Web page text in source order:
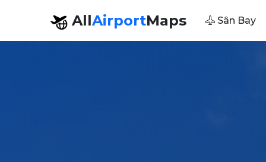
AllAirportMaps Sân Bay